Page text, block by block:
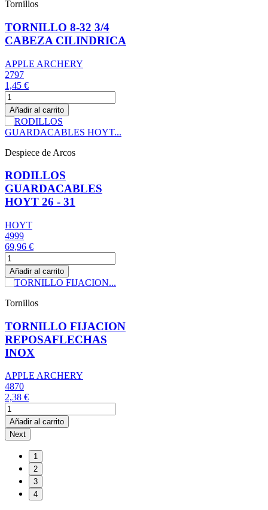
Tornillos
TORNILLO 8-32 3/4
CABEZA CILINDRICA
APPLE ARCHERY
2797
1,45 €
Añadir al carrito
Despiece de Arcos
RODILLOS
GUARDACABLES
HOYT 26 - 31
HOYT
4999
69,96 €
Añadir al carrito
Tornillos
TORNILLO FIJACION
REPOSAFLECHAS
INOX
APPLE ARCHERY
4870
2,38 €
Añadir al carrito
Next
1
2
3
4